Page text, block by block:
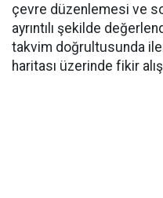
çevre düzenlemesi ve
ayrıntılı şekilde
takvim doğrultusunda
haritası üzerinde fikir